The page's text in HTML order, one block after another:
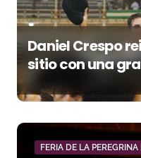
Daniel Crespo
sitio con una
orejas
FERIA DE LA